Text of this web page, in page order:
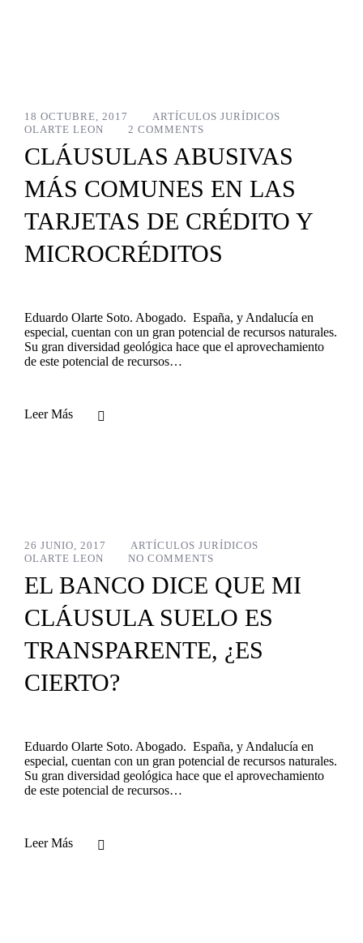
18 OCTUBRE, 2017
ARTÍCULOS JURÍDICOS
OLARTE LEON
2 COMMENTS
CLÁUSULAS ABUSIVAS
MÁS COMUNES EN LAS
TARJETAS DE CRÉDITO Y
MICROCRÉDITOS
Eduardo Olarte Soto. Abogado. España, y Andalucía en
especial, cuentan con un gran potencial de recursos naturales.
Su gran diversidad geológica hace que el aprovechamiento
de este potencial de recursos…
Leer Más
26 JUNIO, 2017
ARTÍCULOS JURÍDICOS
OLARTE LEON
NO COMMENTS
EL BANCO DICE QUE MI
CLÁUSULA SUELO ES
TRANSPARENTE, ¿ES
CIERTO?
Eduardo Olarte Soto. Abogado. España, y Andalucía en
especial, cuentan con un gran potencial de recursos naturales.
Su gran diversidad geológica hace que el aprovechamiento
de este potencial de recursos…
Leer Más